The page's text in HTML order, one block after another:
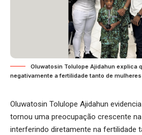
Oluwatosin Tolulope Ajidahun explica
negativamente a fertilidade tanto de
Oluwatosin Tolulope Ajidahun
tornou uma preocupação crescente
interferindo diretamente na fertilidade